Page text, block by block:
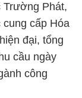
Trường Phát,
cấp Hóa
đại, tổng
cầu ngày
công